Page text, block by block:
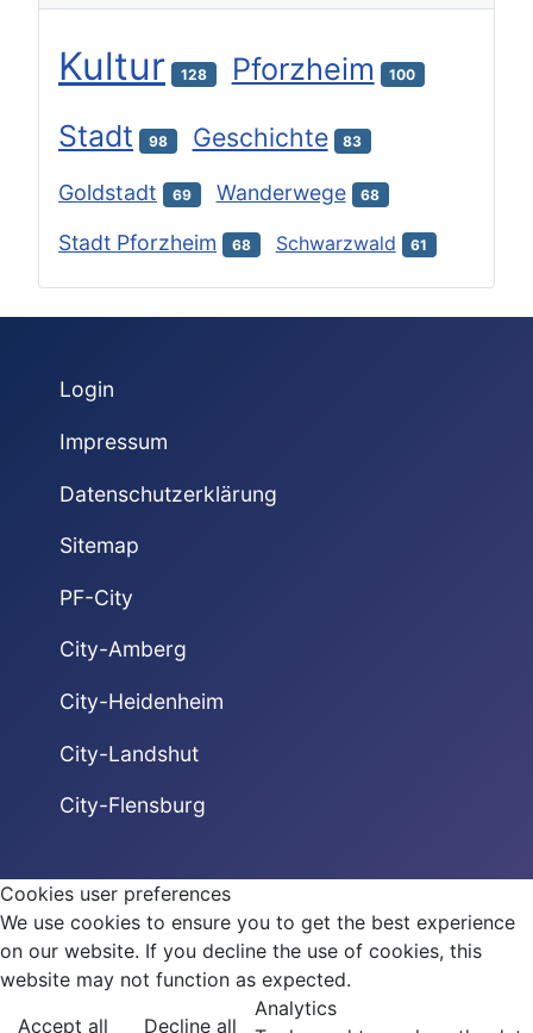
Kultur 128 Pforzheim 100
Stadt 98 Geschichte 83
Goldstadt 69 Wanderwege 68
Stadt Pforzheim 68 Schwarzwald 61
Login
Impressum
Datenschutzerklärung
Sitemap
PF-City
City-Amberg
City-Heidenheim
City-Landshut
City-Flensburg
Cookies user preferences
We use cookies to ensure you to get the best experience
on our website. If you decline the use of cookies, this
website may not function as expected.
Accept all
Decline all
Analytics